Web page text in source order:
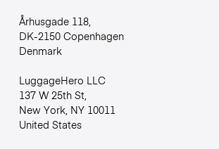
Århusgade 118,
DK-2150 Copenhagen
Denmark
LuggageHero LLC
137 W 25th St,
New York, NY 10011
United States